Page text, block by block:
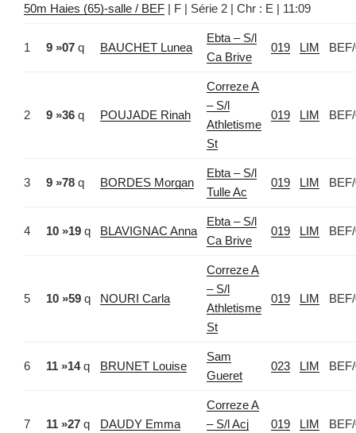
50m Haies (65)-salle / BEF | F | Série 2 | Chr : E | 11:09
1 9 »07 q BAUCHET Lunea
Ebta – S/l
Ca Brive
019 LIM
2 9 »36 q POUJADE Rinah
Correze A
– S/l
Athletisme
St
019 LIM
3 9 »78 q BORDES Morgan
Ebta – S/l
Tulle Ac
019 LIM
4 10 »19 q BLAVIGNAC Anna
Ebta – S/l
Ca Brive
019 LIM
5 10 »59 q NOURI Carla
Correze A
– S/l
Athletisme
St
019 LIM
6 11 »14q BRUNET Louise
Sam
Gueret
023 LIM
7 11 »27 q DAUDY Emma
Correze A
– S/l Acj
019 LIM